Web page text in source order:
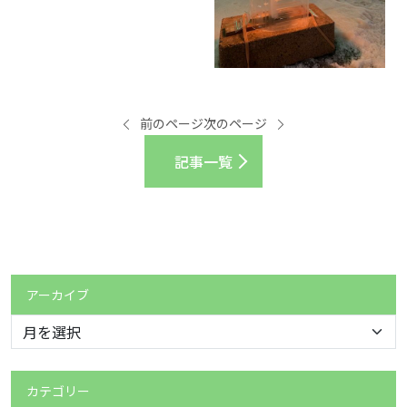
前のページ
記事一覧
次のページ
アーカイブ
カテゴリー